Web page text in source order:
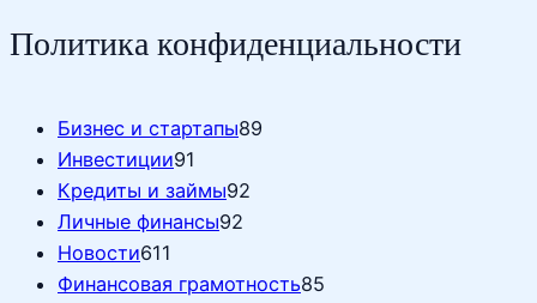
Политика конфиденциальности
Бизнес и стартапы89
Инвестиции91
Кредиты и займы92
Личные финансы92
Новости611
Финансовая грамотность85